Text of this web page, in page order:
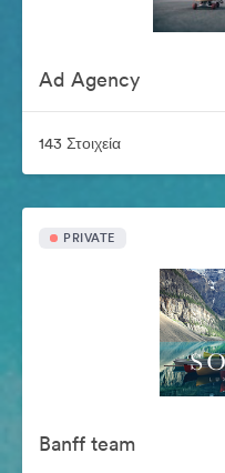
Ad Agency
143 Στοιχεία
PRIVATE
Banff team